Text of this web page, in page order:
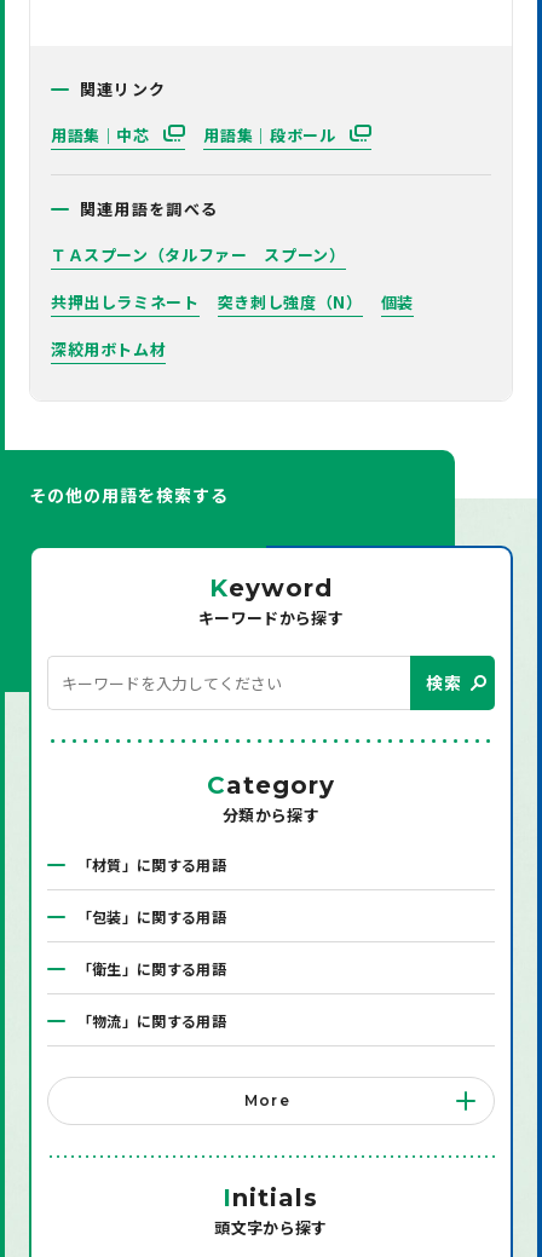
関連リンク
用語集｜中芯
用語集｜段ボール
関連用語を調べる
ＴＡスプーン（タルファー スプーン）
共押出しラミネート 突き刺し強度（N） 個装
深絞用ボトム材
その他の用語を検索する
Keyword
キーワードから探す
検索
Category
分類から探す
「材質」に関する用語
「包装」に関する用語
「衛生」に関する用語
「物流」に関する用語
「システム」に関する用語
「店舗備品」に関する用語
「環境」に関する用語
More
Initials
頭文字から探す